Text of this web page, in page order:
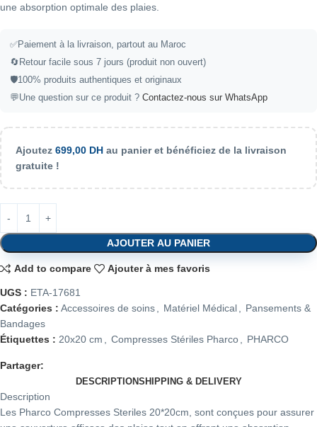
une absorption optimale des plaies.
✅Paiement à la livraison, partout au Maroc
🔄Retour facile sous 7 jours (produit non ouvert)
🛡️100% produits authentiques et originaux
💬Une question sur ce produit ? Contactez-nous sur WhatsApp
Ajoutez 699,00 DH au panier et bénéficiez de la livraison
gratuite !
AJOUTER AU PANIER
Add to compare Ajouter à mes favoris
UGS : ETA-17681
Catégories : Accessoires de soins Matériel Médical
Pansements &
Bandages
Étiquettes : 20x20 cm Compresses Stériles Pharco PHARCO
Partager:
DESCRIPTIONSHIPPING & DELIVERY
Description
Les Pharco Compresses Steriles 20*20cm, sont conçues pour assurer